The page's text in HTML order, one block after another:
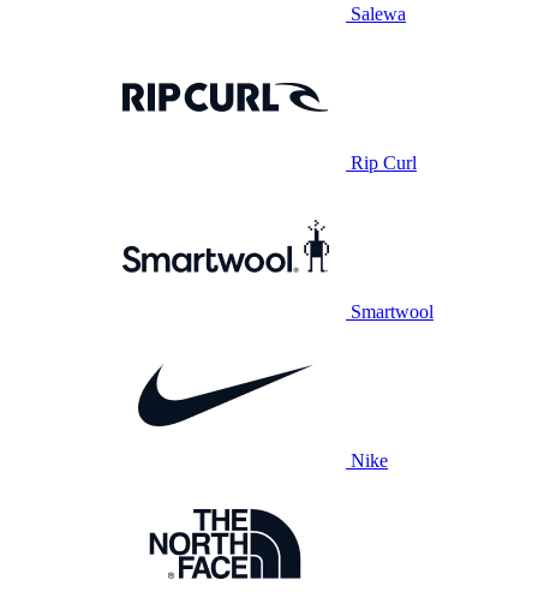
Salewa
Rip Curl
Smartwool
Nike